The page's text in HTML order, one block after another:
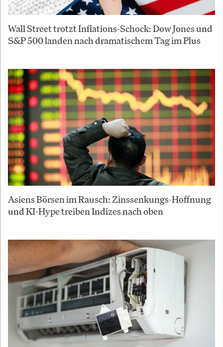
Wall Street trotzt Inflations-Schock: Dow Jones und
S&P 500 landen nach dramatischem Tag im Plus
Asiens Börsen im Rausch: Zinssenkungs-Hoffnung
und KI-Hype treiben Indizes nach oben